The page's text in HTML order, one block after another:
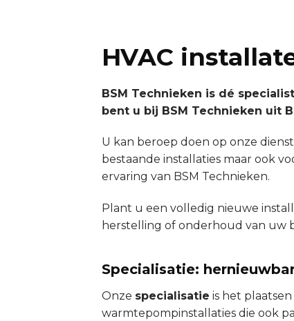
HVAC
BSM Technieken is dé
bent u bij BSM Technieken uit
U kan beroep doen op onze
bestaande installaties maar ook
ervaring van BSM Technieken.
Plant u een volledig nieuwe
herstelling of onderhoud van uw
Specialisatie:
Onze specialisatie is het
warmtepompinstallaties die ook